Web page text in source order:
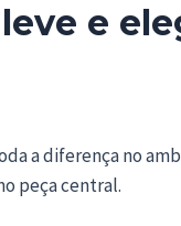
e
a diferença no
peça central.